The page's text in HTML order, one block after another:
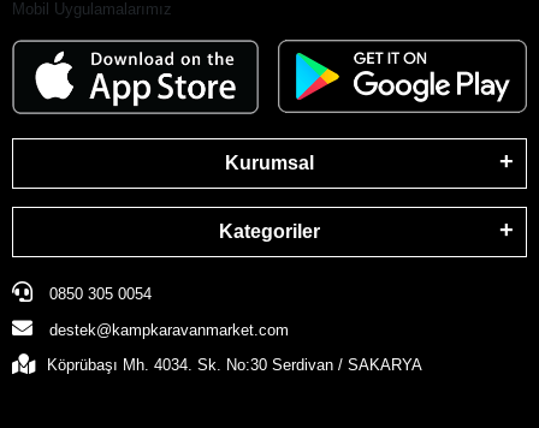
Mobil Uygulamalarımız
Kurumsal
Kategoriler
0850 305 0054
destek@kampkaravanmarket.com
Köprübaşı Mh. 4034. Sk. No:30 Serdivan / SAKARYA